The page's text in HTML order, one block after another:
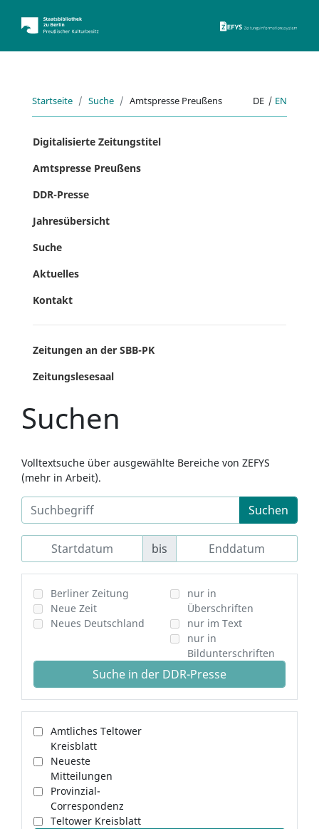
Startseite Suche Amtspresse Preußens DE | EN
Digitalisierte Zeitungstitel
Amtspresse Preußens
DDR-Presse
Jahresübersicht
Suche
Aktuelles
Kontakt
Zeitungen an der SBB-PK
Zeitungslesesaal
Suchen
Volltextsuche über ausgewählte Bereiche von ZEFYS
(mehr in Arbeit).
Suchen
bis
Berliner Zeitung
Neue Zeit
Neues Deutschland
nur in
Überschriften
nur im Text
nur in
Bildunterschriften
Suche in der DDR-Presse
Amtliches Teltower
Kreisblatt
Neueste
Mitteilungen
Provinzial-
Correspondenz
Teltower Kreisblatt